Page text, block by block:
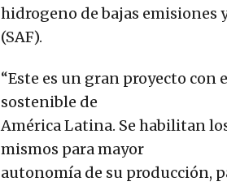
hidrogeno de bajas emisiones
(SAF).
“Este es un gran proyecto
sostenible de
América Latina. Se habilitan
mismos para mayor
autonomía de su producción,